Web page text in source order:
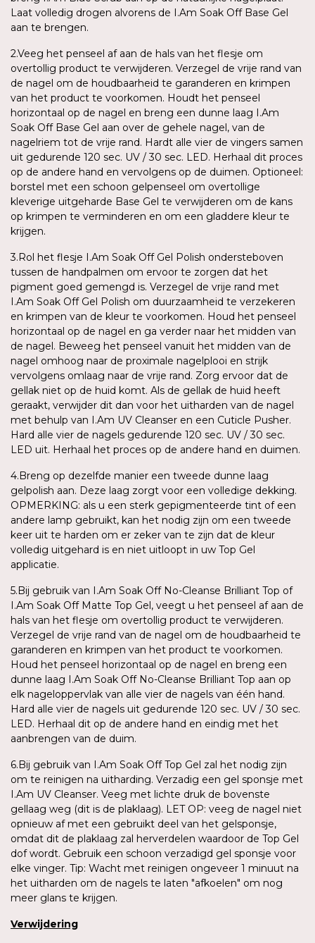
Laat volledig drogen alvorens de I.Am Soak Off Base Gel
aan te brengen.
2.Veeg het penseel af aan de hals van het flesje om
overtollig product te verwijderen. Verzegel de vrije rand van
de nagel om de houdbaarheid te garanderen en krimpen
van het product te voorkomen. Houdt het penseel
horizontaal op de nagel en breng een dunne laag I.Am
Soak Off Base Gel aan over de gehele nagel, van de
nagelriem tot de vrije rand. Hardt alle vier de vingers samen
uit gedurende 120 sec. UV / 30 sec. LED. Herhaal dit proces
op de andere hand en vervolgens op de duimen. Optioneel:
borstel met een schoon gelpenseel om overtollige
kleverige uitgeharde Base Gel te verwijderen om de kans
op krimpen te verminderen en om een gladdere kleur te
krijgen.
3.Rol het flesje I.Am Soak Off Gel Polish ondersteboven
tussen de handpalmen om ervoor te zorgen dat het
pigment goed gemengd is. Verzegel de vrije rand met
I.Am Soak Off Gel Polish om duurzaamheid te verzekeren
en krimpen van de kleur te voorkomen. Houd het penseel
horizontaal op de nagel en ga verder naar het midden van
de nagel. Beweeg het penseel vanuit het midden van de
nagel omhoog naar de proximale nagelplooi en strijk
vervolgens omlaag naar de vrije rand. Zorg ervoor dat de
gellak niet op de huid komt. Als de gellak de huid heeft
geraakt, verwijder dit dan voor het uitharden van de nagel
met behulp van I.Am UV Cleanser en een Cuticle Pusher.
Hard alle vier de nagels gedurende 120 sec. UV / 30 sec.
LED uit. Herhaal het proces op de andere hand en duimen.
4.Breng op dezelfde manier een tweede dunne laag
gelpolish aan. Deze laag zorgt voor een volledige dekking.
OPMERKING: als u een sterk gepigmenteerde tint of een
andere lamp gebruikt, kan het nodig zijn om een tweede
keer uit te harden om er zeker van te zijn dat de kleur
volledig uitgehard is en niet uitloopt in uw Top Gel
applicatie.
5.Bij gebruik van I.Am Soak Off No-Cleanse Brilliant Top of
I.Am Soak Off Matte Top Gel, veegt u het penseel af aan de
hals van het flesje om overtollig product te verwijderen.
Verzegel de vrije rand van de nagel om de houdbaarheid te
garanderen en krimpen van het product te voorkomen.
Houd het penseel horizontaal op de nagel en breng een
dunne laag I.Am Soak Off No-Cleanse Brilliant Top aan op
elk nageloppervlak van alle vier de nagels van één hand.
Hard alle vier de nagels uit gedurende 120 sec. UV / 30 sec.
LED. Herhaal dit op de andere hand en eindig met het
aanbrengen van de duim.
6.Bij gebruik van I.Am Soak Off Top Gel zal het nodig zijn
om te reinigen na uitharding. Verzadig een gel sponsje met
I.Am UV Cleanser. Veeg met lichte druk de bovenste
gellaag weg (dit is de plaklaag). LET OP: veeg de nagel niet
opnieuw af met een gebruikt deel van het gelsponsje,
omdat dit de plaklaag zal herverdelen waardoor de Top Gel
dof wordt. Gebruik een schoon verzadigd gel sponsje voor
elke vinger. Tip: Wacht met reinigen ongeveer 1 minuut na
het uitharden om de nagels te laten "afkoelen" om nog
meer glans te krijgen.
Verwijdering